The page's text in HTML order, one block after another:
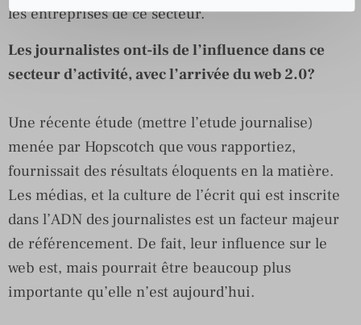
les entreprises de ce secteur.
Les journalistes ont-ils de l’influence dans ce
secteur d’activité, avec l’arrivée du web 2.0?
Une récente étude (mettre l’etude journalise)
menée par Hopscotch que vous rapportiez,
fournissait des résultats éloquents en la matière.
Les médias, et la culture de l’écrit qui est inscrite
dans l’ADN des journalistes est un facteur majeur
de référencement. De fait, leur influence sur le
web est, mais pourrait être beaucoup plus
importante qu’elle n’est aujourd’hui.